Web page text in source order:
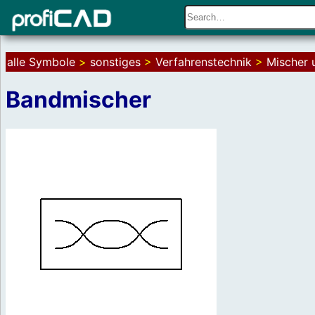
alle Symbole > sonstiges > Verfahrenstechnik > Mischer
Bandmischer